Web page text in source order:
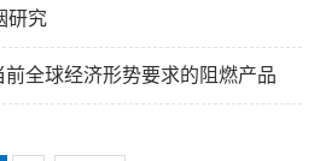
研究
全球经济形势要求的阻燃产品